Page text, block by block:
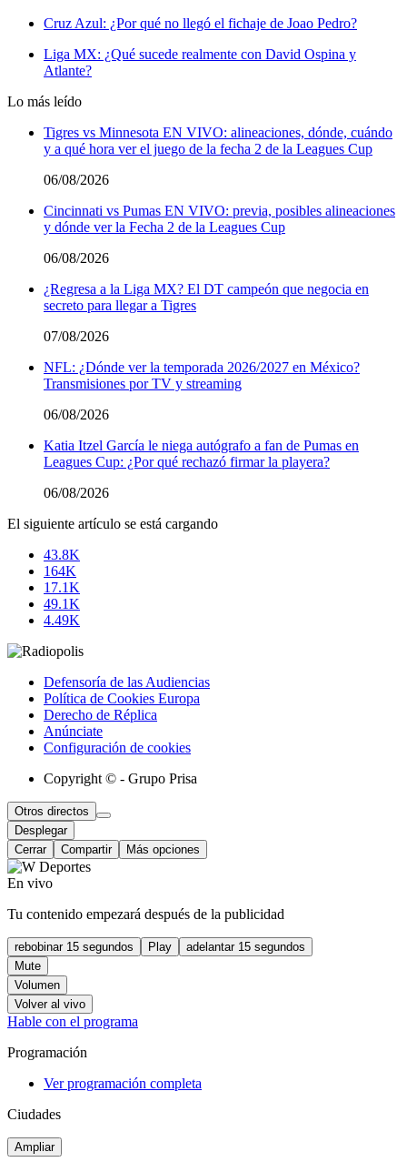
Cruz Azul: ¿Por qué no llegó el fichaje de Joao Pedro?
Liga MX: ¿Qué sucede realmente con David Ospina y
Atlante?
Lo más leído
Tigres vs Minnesota EN VIVO: alineaciones, dónde, cuándo
y a qué hora ver el juego de la fecha 2 de la Leagues Cup
06/08/2026
Cincinnati vs Pumas EN VIVO: previa, posibles alineaciones
y dónde ver la Fecha 2 de la Leagues Cup
06/08/2026
¿Regresa a la Liga MX? El DT campeón que negocia en
secreto para llegar a Tigres
07/08/2026
NFL: ¿Dónde ver la temporada 2026/2027 en México?
Transmisiones por TV y streaming
06/08/2026
Katia Itzel García le niega autógrafo a fan de Pumas en
Leagues Cup: ¿Por qué rechazó firmar la playera?
06/08/2026
El siguiente artículo se está cargando
43.8K
164K
17.1K
49.1K
4.49K
Defensoría de las Audiencias
Política de Cookies Europa
Derecho de Réplica
Anúnciate
Configuración de cookies
Copyright © - Grupo Prisa
Otros directos
Desplegar
Cerrar
Compartir Más opciones
En vivo
Tu contenido empezará después de la publicidad
rebobinar 15 segundos Play
adelantar 15 segundos
Mute
Volumen
Volver al vivo
Hable con el programa
Programación
Ver programación completa
Ciudades
Ampliar